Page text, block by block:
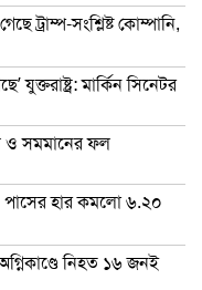
ট্রাম্প-সংশ্লিষ্ট কোম্পানি,
যুক্তরাষ্ট্র: মার্কিন সিনেটর
ও সমমানের ফল
হার কমলো ৬.২০
নিহত ১৬ জনই